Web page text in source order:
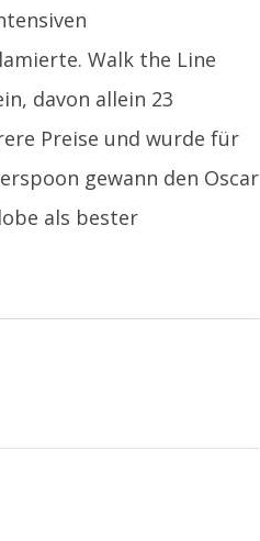
Walk the Line
davon allein 23
Preise und wurde für
gewann den Oscar
als bester